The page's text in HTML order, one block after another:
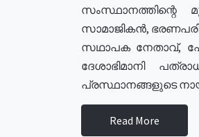
സംസ്ഥാനത്തിന്റെ
സാമാജികൻ,
സഥാപക നേതാവ്,
ദേശാഭിമാനി
പ്രസ്ഥാനങ്ങളുടെ
Read More